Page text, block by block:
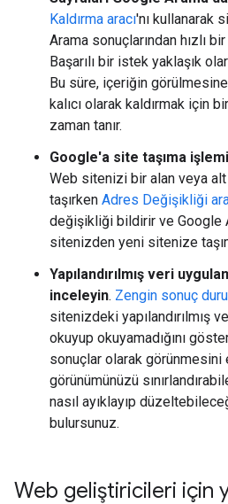
Kaldırma aracı'nı kullanarak
Arama sonuçlarından hızlı
Başarılı bir istek yaklaşık
Bu süre, içeriğin
kalıcı olarak kaldırmak için
zaman tanır.
Google'a site taşıma
Web sitenizi bir alan veya alt
taşırken Adres Değişikliği
değişikliği bildirir ve Google
sitenizden yeni sitenize
Yapılandırılmış veri
inceleyin. Zengin sonuç
sitenizdeki yapılandırılmış
okuyup okuyamadığını
sonuçlar olarak görünmesini
görünümünüzü
nasıl ayıklayıp
bulursunuz.
Web geliştiricileri için